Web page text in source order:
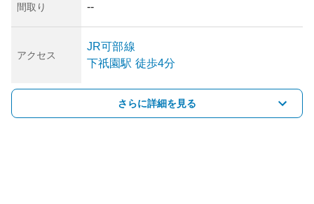
間取り --
アクセス
JR可部線
下祇園駅 徒歩4分
さらに詳細を見る